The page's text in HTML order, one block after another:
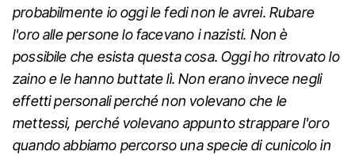
probabilmente io oggi le fedi non le avrei. Rubare
l'oro alle persone lo facevano i nazisti. Non è
possibile che esista questa cosa. Oggi ho ritrovato lo
zaino e le hanno buttate lì. Non erano invece negli
effetti personali perché non volevano che le
mettessi, perché volevano appunto strappare l'oro
quando abbiamo percorso una specie di cunicolo in